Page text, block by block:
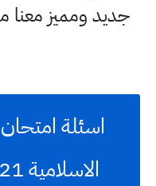
جديد ومميز
اسئلة
الاسلامية 2021 الثالث متوسط